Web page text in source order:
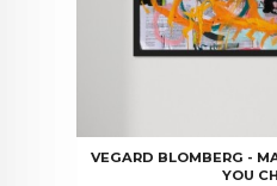
VEGARD BLOMBERG -
YOU